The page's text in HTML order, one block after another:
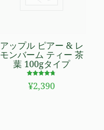
アップル ピアー & レ
モンバーム ティー 茶
葉 100gタイプ
4.71
の評価
¥2,390